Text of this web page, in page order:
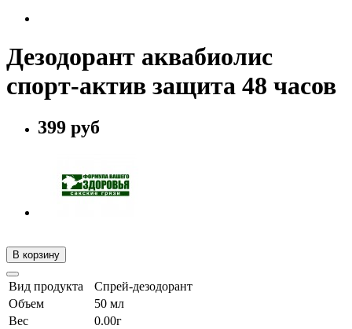
Дезодорант аквабиолис
спорт-актив защита 48 часов
399 руб
В корзину
Вид продукта
Спрей-дезодорант
Объем
50 мл
Вес
0.00г